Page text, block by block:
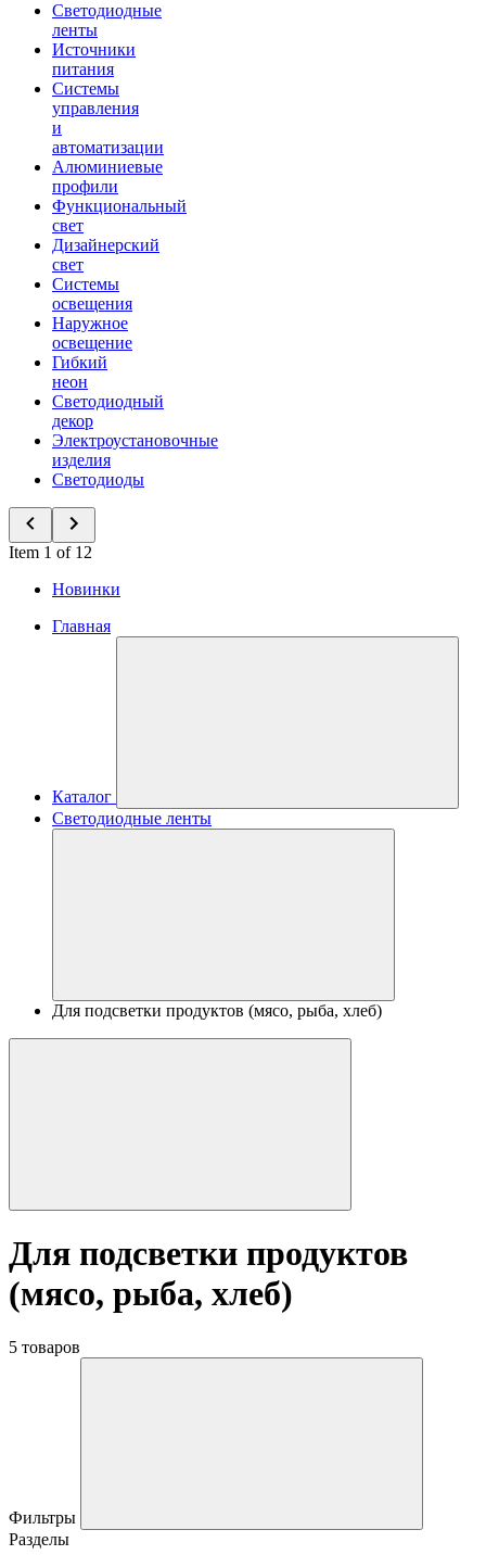
Светодиодные
ленты
Источники
питания
Системы
управления
и
автоматизации
Алюминиевые
профили
Функциональный
свет
Дизайнерский
свет
Системы
освещения
Наружное
освещение
Гибкий
неон
Светодиодный
декор
Электроустановочные
изделия
Светодиоды
Item 1 of 12
Новинки
Главная
Каталог
Светодиодные ленты
Для подсветки продуктов (мясо, рыба, хлеб)
Для подсветки продуктов
(мясо, рыба, хлеб)
5 товаров
Фильтры
Разделы